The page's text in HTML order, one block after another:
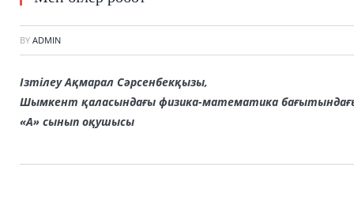
BY ADMIN
Ізтілеу Ақмарал Сәрсенбекқызы,
Шымкент қаласындағы физика-математика
«А» сынып оқушысы